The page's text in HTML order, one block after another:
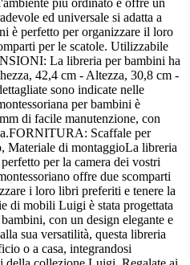
ed universale si adatta a
è perfetto per organizzare il loro
per le scatole. Utilizzabile
La libreria per bambini ha
42,4 cm - Altezza, 30,8 cm -
sono indicate nelle
per bambini è
di facile manutenzione, con
Scaffale per
Materiale di montaggioLa libreria
per la camera dei vostri
offre due scomparti
i loro libri preferiti e tenere la
di mobili Luigi è stata progettata
con un design elegante e
sua versatilità, questa libreria
o a casa, integrandosi